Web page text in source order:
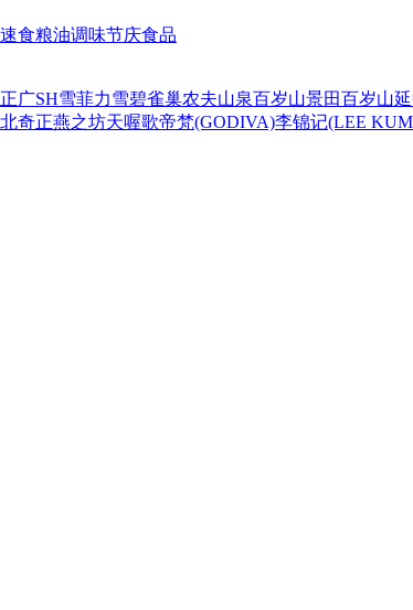
食粮油调味节庆食品
正广SH雪菲力雪碧雀巢农夫山泉百岁山景田百岁山
奇正燕之坊天喔歌帝梵(GODIVA)李锦记(LEE